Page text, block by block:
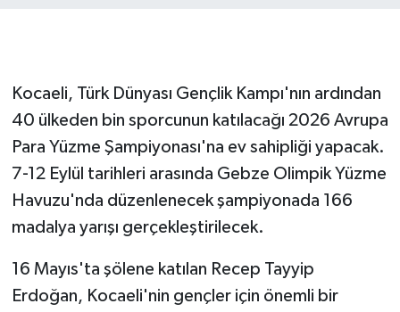
Kocaeli, Türk Dünyası Gençlik Kampı'nın ardından
40 ülkeden bin sporcunun katılacağı 2026 Avrupa
Para Yüzme Şampiyonası'na ev sahipliği yapacak.
7-12 Eylül tarihleri arasında Gebze Olimpik Yüzme
Havuzu'nda düzenlenecek şampiyonada 166
madalya yarışı gerçekleştirilecek.
16 Mayıs'ta şölene katılan Recep Tayyip
Erdoğan, Kocaeli'nin gençler için önemli bir
Finans
Flaş Haber
Gayrimenkul
GÜNDEM